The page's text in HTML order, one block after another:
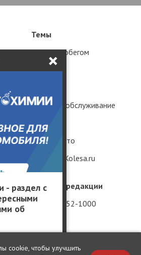
×
- раздел с
об
Телефон редакции
+7 (981) 952-1000
Темы
Авто с пробегом
Тюнинг
Ремонт и обслуживание
Гаджеты
Редкие авто
Рендеры Kolesa.ru
cookie, чтобы улучшить